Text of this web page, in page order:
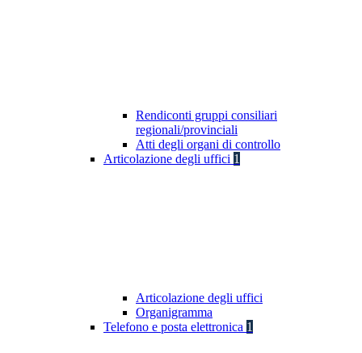
Rendiconti gruppi consiliari
regionali/provinciali
Atti degli organi di controllo
Articolazione degli uffici 1
Articolazione degli uffici
Organigramma
Telefono e posta elettronica 1